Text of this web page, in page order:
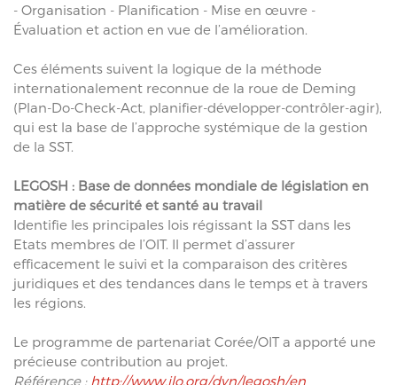
- Organisation - Planification - Mise en œuvre -
Évaluation et action en vue de l’amélioration.
Ces éléments suivent la logique de la méthode
internationalement reconnue de la roue de Deming
(Plan-Do-Check-Act, planifier-développer-contrôler-agir),
qui est la base de l’approche systémique de la gestion
de la SST.
LEGOSH : Base de données mondiale de législation en
matière de sécurité et santé au travail
Identifie les principales lois régissant la SST dans les
Etats membres de l’OIT. Il permet d’assurer
efficacement le suivi et la comparaison des critères
juridiques et des tendances dans le temps et à travers
les régions.
Le programme de partenariat Corée/OIT a apporté une
précieuse contribution au projet.
Référence : http://www.ilo.org/dyn/legosh/en